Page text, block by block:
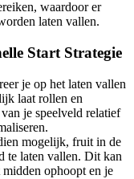
waardoor er
laten vallen.
Start Strategie
je op het laten vallen
laat rollen en
je speelveld relatief
mogelijk, fruit in de
te laten vallen. Dit kan
ophoopt en je